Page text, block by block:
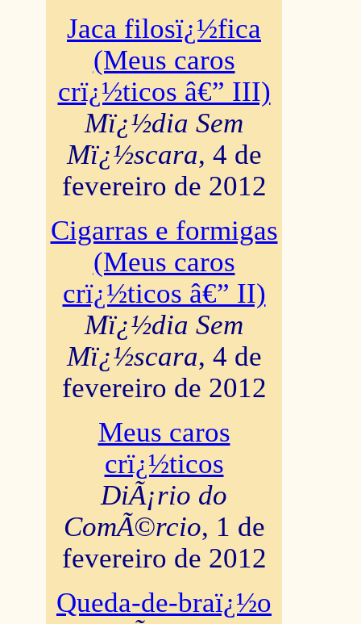
Jaca filosï¿½fica
(Meus caros
crï¿½ticos â€” III)
Mï¿½dia Sem
Mï¿½scara, 4 de
fevereiro de 2012
Cigarras e formigas
(Meus caros
crï¿½ticos â€” II)
Mï¿½dia Sem
Mï¿½scara, 4 de
fevereiro de 2012
Meus caros
crï¿½ticos
DiÃ¡rio do
ComÃ©rcio, 1 de
fevereiro de 2012
Queda-de-braï¿½o